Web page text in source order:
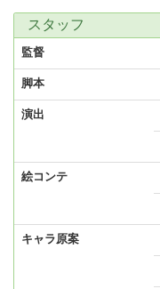
スタッフ
監督
脚本
演出
絵コンテ
キャラ原案